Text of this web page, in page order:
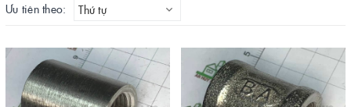
Ưu tiên theo: Thứ tự